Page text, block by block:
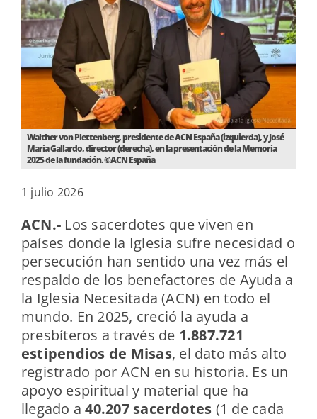
1 julio 2026
Walther von Plettenberg, presidente de ACN España (izquierda), y José
María Gallardo, director (derecha), en la presentación de la Memoria
2025 de la fundación. ©ACN España
ACN.- Los sacerdotes que viven en
países donde la Iglesia sufre necesidad o
persecución han sentido una vez más el
respaldo de los benefactores de Ayuda a
la Iglesia Necesitada (ACN) en todo el
mundo. En 2025, creció la ayuda a
presbíteros a través de 1.887.721
estipendios de Misas, el dato más alto
registrado por ACN en su historia. Es un
apoyo espiritual y material que ha
llegado a40.207 sacerdotes (1 de cada